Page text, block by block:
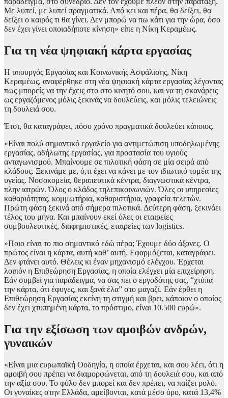
Με λυπεί, με λυπεί πραγματικά. Από κει και πέρα, θα δείξει, θα
δείξει ο καιρός τι θα γίνει. Δεν μπορώ να πω κάτι για την ώρα, όσο
δεν έχει γίνει οποιαδήποτε κίνηση» είπε η Νίκη Κεραμέως.
Για τη νέα ψηφιακή κάρτα εργασίας
Η υπουργός Εργασίας και Κοινωνικής Ασφάλισης, Νίκη
Κεραμέως, αναφέρθηκε στη νέα ψηφιακή κάρτα εργασίας λέγοντας
πως μπορείς να την έχεις στο στο κινητό σου, και να τη σκανάρεις
ως εργαζόμενος μόλις ξεκινάς να δουλεύεις, και μόλις τελειώνεις
τη δουλειά σου.
Έτσι, θα καταγράφει, πόσο χρόνο πραγματικά δουλεύει κάποιος.
«Είναι πολύ σημαντικό εργαλείο για αντιμετώπιση υποδηλωμένης
εργασίας, αδήλωτης εργασίας, για προστασία του υγιούς
ανταγωνισμού. Μπαίνουμε σε πιλοτική φάση σε μία σειρά από
κλάδους. Ξεκινάμε με, ό,τι έχει να κάνει με τον ιδιωτικό τομέα της
υγείας. Νοσοκομεία, θεραπευτικά κέντρα, διαγνωστικά κέντρα,
πλην ιατρών. Όλος ο κλάδος τηλεπικοινωνιών. Όλες οι υπηρεσίες
καθαριότητας, κομμωτήρια, καθαριστήρια, γραφεία τελετών.
Πρώτη φάση ξεκινά από σήμερα πιλοτικά. Δεύτερη φάση, ξεκινάει
τέλος του μήνα. Και μπαίνουν εκεί όλες οι εταιρείες
συμβουλευτικές, διαφημιστικές, εταιρείες των logistics.
»Ποιο είναι το πιο σημαντικό εδώ πέρα; Έχουμε δύο άξονες. Ο
πρώτος είναι η κάρτα, αυτή καθ’ αυτή. Εφαρμόζεται, καταγράφει.
Δεν φτάνει αυτό. Θέλεις κι έναν μηχανισμό ελέγχου. Έρχεται
λοιπόν η Επιθεώρηση Εργασίας, η οποία ελέγχει μία επιχείρηση.
Εάν συμβεί για παράδειγμα, να σας πει ο εργοδότης σας, “χτύπα
την κάρτα, ότι έφυγες, και ξανά έλα” στο μαγαζί. Εάν έρθει η
Επιθεώρηση Εργασίας εκείνη τη στιγμή και βρει, κάποιον ο οποίος
δεν έχει χτυπημένη κάρτα, το πρόστιμο, είναι 10.500 ευρώ».
Για την εξίσωση των αμοιβών ανδρών,
γυναικών
«Είναι μια ευρωπαϊκή Οοδηγία, η οποία έρχεται, και σου λέει, ότι η
αμοιβή σου πρέπει να διαμορφώνεται, από τη δουλειά σου, και από
την αξία σου. Το φύλο δεν μπορεί και δεν πρέπει, να παίζει ρολό.
Οι γυναίκες στην Ελλάδα, αμείβονται, κατά μέσο όρο, κατά 13,4%